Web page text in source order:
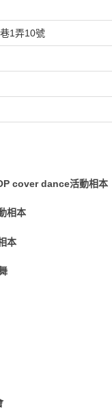
1弄10號
cover dance活動相本
相本
本